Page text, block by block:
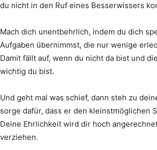
du nicht in den Ruf eines Besserwissers
Mach dich unentbehrlich, indem du dich
Aufgaben übernimmst, die nur wenige
Damit fällt auf, wenn du nicht da bist und
wichtig du bist.
Und geht mal was schief, dann steh zu
sorge dafür, dass er den kleinstmöglichen
Deine Ehrlichkeit wird dir hoch
verziehen.